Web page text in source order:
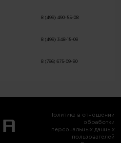
8 (499) 490-55-08
8 (499) 348-15-09
8 (796) 675-09-90
Политика в отношении
обработки
персональных данных
пользователей